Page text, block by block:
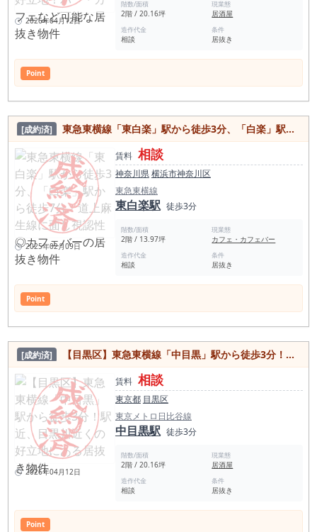
2026年04月12日
階数/面積
2階 / 20.16坪
現業態
居酒屋
造作代金
相談
条件
居抜き
Point
[成約済] 東急東横線「東白楽」駅から徒歩3分、「白楽」駅から徒歩7分！道上麻生線に面し視認性◎カフェバーの居抜き物件
2025年02月09日
賃料 相談
神奈川県横浜市神奈川区
東急東横線
東白楽駅 徒歩3分
階数/面積
2階 / 13.97坪
現業態
カフェ・カフェバー
造作代金
相談
条件
居抜き
Point
[成約済] 【目黒区】東急東横線「中目黒」駅から徒歩3分！駅近、目黒川近くの好立地にある居抜き物件
2026年04月12日
賃料 相談
東京都 目黒区
東京メトロ日比谷線
中目黒駅 徒歩3分
階数/面積
2階 / 20.16坪
現業態
居酒屋
造作代金
相談
条件
居抜き
Point